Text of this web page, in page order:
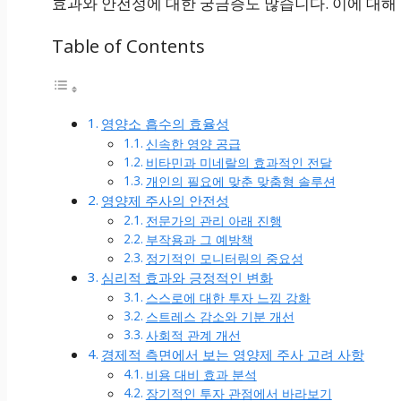
Table of Contents
영양소 흡수의 효율성
신속한 영양 공급
비타민과 미네랄의 효과적인 전달
개인의 필요에 맞춘 맞춤형 솔루션
영양제 주사의 안전성
전문가의 관리 아래 진행
부작용과 그 예방책
정기적인 모니터링의 중요성
심리적 효과와 긍정적인 변화
스스로에 대한 투자 느낌 강화
스트레스 감소와 기분 개선
사회적 관계 개선
경제적 측면에서 보는 영양제 주사 고려 사항
비용 대비 효과 분석
장기적인 투자 관점에서 바라보기